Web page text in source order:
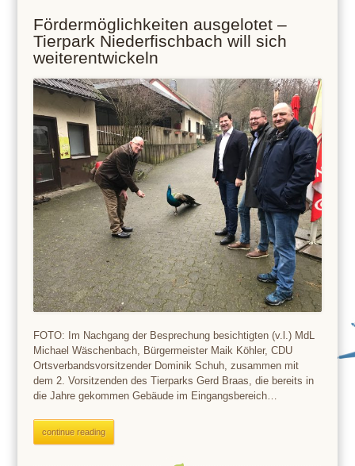
Fördermöglichkeiten ausgelotet –
Tierpark Niederfischbach will sich
weiterentwickeln
FOTO: Im Nachgang der Besprechung besichtigten (v.l.) MdL
Michael Wäschenbach, Bürgermeister Maik Köhler, CDU
Ortsverbandsvorsitzender Dominik Schuh, zusammen mit
dem 2. Vorsitzenden des Tierparks Gerd Braas, die bereits in
die Jahre gekommen Gebäude im Eingangsbereich…
continue reading